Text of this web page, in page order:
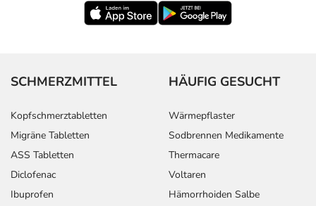
SCHMERZMITTEL
Kopfschmerztabletten
Migräne Tabletten
ASS Tabletten
Diclofenac
Ibuprofen
HÄUFIG GESUCHT
Wärmepflaster
Sodbrennen Medikamente
Thermacare
Voltaren
Hämorrhoiden Salbe